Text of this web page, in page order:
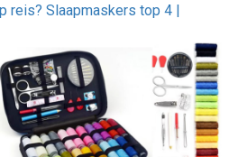
reis? Slaapmaskers top 4 |